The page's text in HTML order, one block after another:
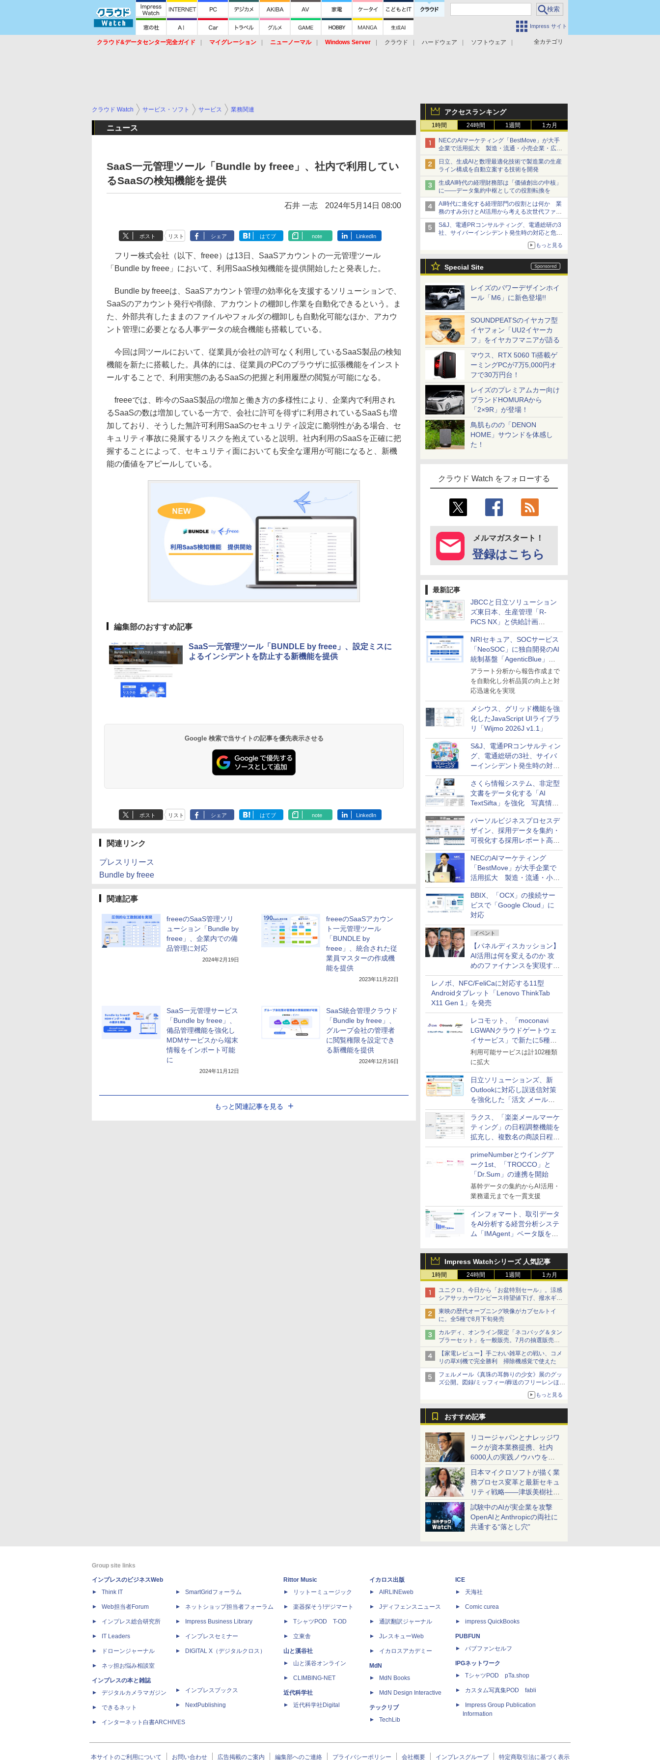
Impress サイト
全カテゴリ
クラウド&データセンター完全ガイド マイグレーション ニューノーマル Windows Server クラウド ハードウェア
ソフトウェア
アクセスランキング
1時間 24時間 1週間 1カ月
NECのAIマーケティング「BestMove」が大手
企業で活用拡大 製造・流通・小売企業・広告
代理店などが実装フェーズへ
日立、生成AIと数理最適化技術で製造業の生産
ライン構成を自動立案する技術を開発
生成AI時代の経理財務部は「価値創出の中核」
に――データ集約中枢としての役割転換を
AI時代に進化する経理部門の役割とは何か 業
務のすみ分けとAI活用から考える次世代ファイ
ナンス戦略
S&J、電通PRコンサルティング、電通総研の3
社、サイバーインシデント発生時の対応と危機
管理広報を一体的に訓練するプログラムを提供
もっと見る
Special Site
レイズのパワーデザインホイ
ール「M6」に新色登場!!
SOUNDPEATSのイヤカフ型
イヤフォン「UU2イヤーカ
フ」をイヤカフマニアが語る
マウス、RTX 5060 Ti搭載ゲ
ーミングPCが7万5,000円オ
フで30万円台！
レイズのプレミアムカー向け
ブランドHOMURAから
「2×9R」が登場！
鳥肌ものの「DENON
HOME」サウンドを体感し
た！
クラウド Watch をフォローする
メルマガスタート！
登録はこちら
最新記事
JBCCと日立ソリューション
ズ東日本、生産管理「R-
PiCS NX」と供給計画
「scSQUARE ISP」の連携サ
ービスを提供開始
NRIセキュア、SOCサービス
「NeoSOC」に独自開発のAI
統制基盤「AgenticBlue」を
導入
アラート分析から報告作成まで
を自動化し分析品質の向上と対
応迅速化を実現
メシウス、グリッド機能を強
化したJavaScript UIライブラ
リ「Wijmo 2026J v1.1」
S&J、電通PRコンサルティン
グ、電通総研の3社、サイバ
ーインシデント発生時の対応
と危機管理広報を一体的に訓
練するプログラムを提供
さくら情報システム、非定型
文書をデータ化する「AI
TextSifta」を強化 写真情報
のデータ化などに対応
パーソルビジネスプロセスデ
ザイン、採用データを集約・
可視化する採用レポート高速
化サービスを提供
NECのAIマーケティング
「BestMove」が大手企業で
活用拡大 製造・流通・小売
企業・広告代理店などが実装
フェーズへ
BBIX、「OCX」の接続サー
ビスで「Google Cloud」に
対応
イベント
【パネルディスカッション】
AI活用は何を変えるのか 攻
めのファイナンスを実現する
業務設計とマインドセット変
革
レノボ、NFC/FeliCaに対応する11型
Androidタブレット「Lenovo ThinkTab
X11 Gen 1」を発売
レコモット、「moconavi
LGWANクラウドゲートウェ
イサービス」で新たに5種類
のサービスと連携開始
利用可能サービスは計102種類
に拡大
日立ソリューションズ、新
Outlookに対応し誤送信対策
を強化した「活文 メール誤
送信防止アドインサービス」
を提供
ラクス、「楽楽メールマーケ
ティング」の日程調整機能を
拡充し、複数名の商談日程調
整を効率化
primeNumberとウイングア
ーク1st、「TROCCO」と
「Dr.Sum」の連携を開始
基幹データの集約からAI活用・
業務還元までを一貫支援
インフォマート、取引データ
をAI分析する経営分析システ
ム「IMAgent」ベータ版を提
Impress Watchシリーズ 人気記事
1時間 24時間 1週間 1カ月
ユニクロ、今日から「お盆特別セール」。涼感
シアサッカーワンピース待望値下げ、撥水ギア
ショーツは1990円に
東映の歴代オープニング映像がカプセルトイ
に。全5種で8月下旬発売
カルディ、オンライン限定「ネコバッグ＆タン
ブラーセット」を一般販売。7月の抽選販売の
当選無効分
【家電レビュー】手ごわい雑草との戦い、コメ
リの草刈機で完全勝利 掃除機感覚で使えた
フェルメール《真珠の耳飾りの少女》展のグッ
ズ公開。図録/ミッフィー/葬送のフリーレンほ
もっと見る
おすすめ記事
リコージャパンとナレッジワ
ークが資本業務提携、社内
6000人の実践ノウハウを生
かした「AI商談記録 for
RICOH」を展開へ
日本マイクロソフトが描く業
務プロセス変革と最新セキュ
リティ戦略――津坂美樹社長
が2027年度戦略を説明
試験中のAIが実企業を攻撃
OpenAIとAnthropicの両社に
共通する“落とし穴”
クラウド Watch サービス・ソフト サービス 業務関連
ニュース
SaaS一元管理ツール「Bundle by freee」、社内で利用してい
るSaaSの検知機能を提供
石井 一志 2024年5月14日 08:00
ポスト リスト シェア はてブ note LinkedIn
フリー株式会社（以下、freee）は13日、SaaSアカウントの一元管理ツール
「Bundle by freee」において、利用SaaS検知機能を提供開始したと発表した。
Bundle by freeeは、SaaSアカウント管理の効率化を支援するソリューションで、
SaaSのアカウント発行や削除、アカウントの棚卸し作業を自動化できるという。ま
た、外部共有したままのファイルやフォルダの棚卸しも自動化可能なほか、アカウ
ント管理に必要となる人事データの統合機能も搭載している。
今回は同ツールにおいて、従業員が会社の許可なく利用しているSaaS製品の検知
機能を新たに搭載した。具体的には、従業員のPCのブラウザに拡張機能をインスト
ールすることで、利用実態のあるSaaSの把握と利用履歴の閲覧が可能になる。
freeeでは、昨今のSaaS製品の増加と働き方の多様性により、企業内で利用され
るSaaSの数は増加している一方で、会社に許可を得ずに利用されているSaaSも増
加しており、そうした無許可利用SaaSのセキュリティ設定に脆弱性がある場合、セ
キュリティ事故に発展するリスクを抱えていると説明。社内利用のSaaSを正確に把
握することによって、セキュリティ面においても安全な運用が可能になると、新機
能の価値をアピールしている。
編集部のおすすめ記事
SaaS一元管理ツール「BUNDLE by freee」、設定ミスに
よるインシデントを防止する新機能を提供
Google 検索で当サイトの記事を優先表示させる
ポスト リスト シェア はてブ note LinkedIn
関連リンク
プレスリリース
Bundle by freee
関連記事
freeeのSaaS管理ソリ
ューション「Bundle by
freee」、企業内での備
品管理に対応
2024年2月19日
freeeのSaaSアカウン
ト一元管理ツール
「BUNDLE by
freee」、統合された従
業員マスターの作成機
能を提供
2023年11月22日
SaaS一元管理サービス
「Bundle by freee」、
備品管理機能を強化し
MDMサービスから端末
情報をインポート可能
に
2024年11月12日
SaaS統合管理クラウド
「Bundle by freee」、
グループ会社の管理者
に閲覧権限を設定でき
る新機能を提供
2024年12月16日
もっと関連記事を見る
Group site links
インプレスのビジネスWeb
Think IT
Web担当者Forum
インプレス総合研究所
IT Leaders
ドローンジャーナル
ネッ担お悩み相談室
インプレスの本と雑誌
デジタルカメラマガジン
できるネット
インターネット白書ARCHIVES
SmartGridフォーラム
ネットショップ担当者フォーラム
Impress Business Library
インプレスセミナー
DIGITAL X（デジタルクロス）
インプレスブックス
NextPublishing
Rittor Music
リットーミュージック
楽器探そう!デジマート
TシャツPOD T-OD
立東舎
山と溪谷社
山と溪谷オンライン
CLIMBING-NET
近代科学社
近代科学社Digital
イカロス出版
AIRLINEweb
Jディフェンスニュース
通訳翻訳ジャーナル
JレスキューWeb
イカロスアカデミー
MdN
MdN Books
MdN Design Interactive
テックリブ
TechLib
ICE
天海社
Comic curea
impress QuickBooks
PUBFUN
パブファンセルフ
IPGネットワーク
TシャツPOD pTa.shop
カスタム写真集POD fabli
Impress Group Publication
Information
本サイトのご利用について お問い合わせ 広告掲載のご案内 編集部へのご連絡 プライバシーポリシー 会社概要 インプレスグループ 特定商取引法に基づく表示